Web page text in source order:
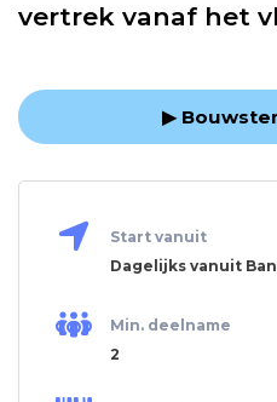
vertrek vanaf het
▶
Start vanuit
Dagelijks vanuit
Min. deelname
2